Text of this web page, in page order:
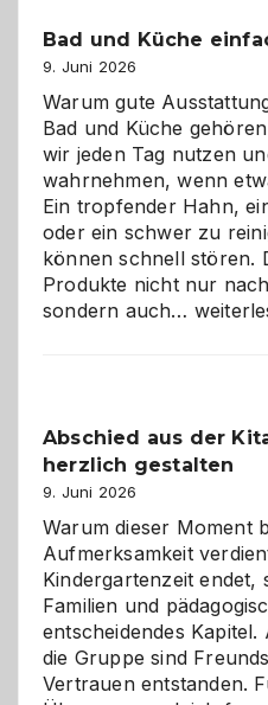
Bad und Küche
9. Juni 2026
Warum gute
Bad und Küche
wir jeden Tag nutzen
wahrnehmen, wenn
Ein tropfender Hahn,
oder ein schwer zu
können schnell stören.
Produkte nicht nur
sondern auch… Bad
Abschied aus der
herzlich gestalten
9. Juni 2026
Warum dieser Moment
Aufmerksamkeit
Kindergartenzeit endet,
Familien und
entscheidendes
die Gruppe sind
Vertrauen entstanden.